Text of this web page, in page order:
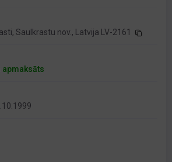
Saulkrastu nov., Latvija LV-2161
apmaksāts